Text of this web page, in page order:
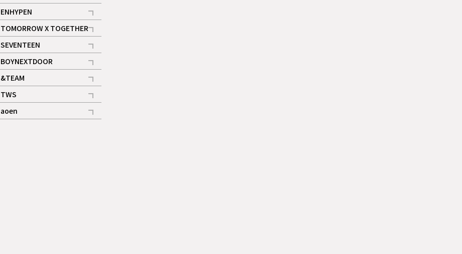
記事
ENHYPEN
記事
TOMORROW X TOGETHER
記事
ギャラリー
SEVENTEEN
記事
BOYNEXTDOOR
記事
&TEAM
記事
ギャラリー
TWS
記事
aoen
記事